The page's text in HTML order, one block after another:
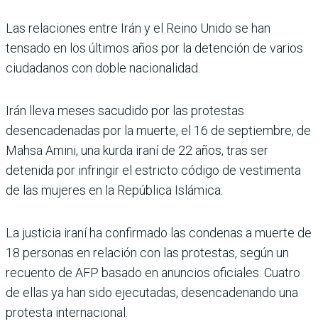
Las relaciones entre Irán y el Reino Unido se han
tensado en los últimos años por la detención de varios
ciudadanos con doble nacionalidad.
Irán lleva meses sacudido por las protestas
desencadenadas por la muerte, el 16 de septiembre, de
Mahsa Amini, una kurda iraní de 22 años, tras ser
detenida por infringir el estricto código de vestimenta
de las mujeres en la República Islámica.
La justicia iraní ha confirmado las condenas a muerte de
18 personas en relación con las protestas, según un
recuento de AFP basado en anuncios oficiales. Cuatro
de ellas ya han sido ejecutadas, desencadenando una
protesta internacional.